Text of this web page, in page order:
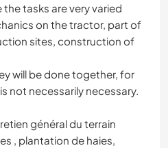
tasks are very varied
on the tractor, part of
sites, construction of
will be done together, for
not necessarily necessary.
général du terrain
, plantation de haies,